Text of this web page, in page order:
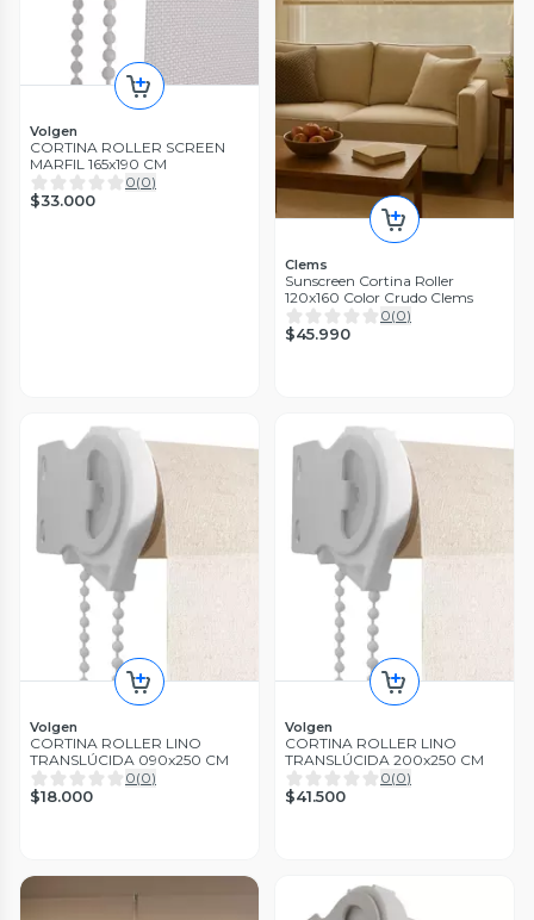
Volgen
CORTINA ROLLER SCREEN
MARFIL 165x190 CM
0(0)
$33.000
Clems
Sunscreen Cortina Roller
120x160 Color Crudo Clems
0(0)
$45.990
Volgen
CORTINA ROLLER LINO
TRANSLÚCIDA 090x250 CM
0(0)
$18.000
Volgen
CORTINA ROLLER LINO
TRANSLÚCIDA 200x250 CM
0(0)
$41.500